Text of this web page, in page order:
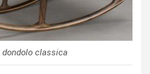
dondolo classica